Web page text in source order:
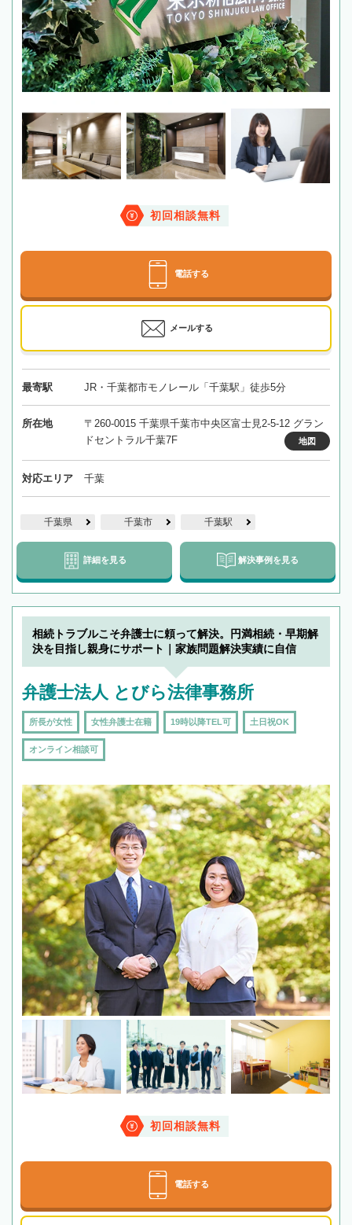
初回相談無料
電話する
メールする
最寄駅 JR・千葉都市モノレール「千葉駅」徒歩5分
所在地
〒260-0015 千葉県千葉市中央区富士見2-5-12 グラン
ドセントラル千葉7F
地図
対応エリア 千葉
千葉県 千葉市 千葉駅
詳細を見る 解決事例を見る
相続トラブルこそ弁護士に頼って解決。円満相続・早期解
決を目指し親身にサポート｜家族問題解決実績に自信
弁護士法人 とびら法律事務所
所長が女性 女性弁護士在籍 19時以降TEL可 土日祝OK
オンライン相談可
初回相談無料
電話する